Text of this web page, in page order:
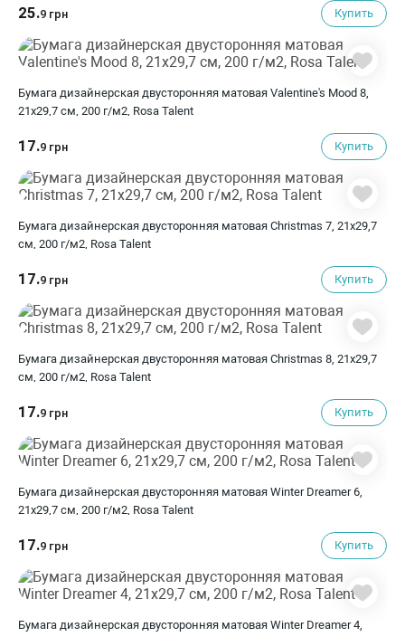
25.9 грн Купить
Бумага дизайнерская двусторонняя матовая Valentine's Mood 8,
21х29,7 см, 200 г/м2, Rosa Talent
17.9 грн Купить
Бумага дизайнерская двусторонняя матовая Christmas 7, 21х29,7
см, 200 г/м2, Rosa Talent
17.9 грн Купить
Бумага дизайнерская двусторонняя матовая Christmas 8, 21х29,7
см, 200 г/м2, Rosa Talent
17.9 грн Купить
Бумага дизайнерская двусторонняя матовая Winter Dreamer 6,
21х29,7 см, 200 г/м2, Rosa Talent
17.9 грн Купить
Бумага дизайнерская двусторонняя матовая Winter Dreamer 4,